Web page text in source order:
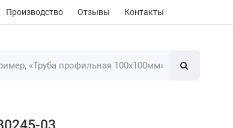
Производство Отзывы Контакты